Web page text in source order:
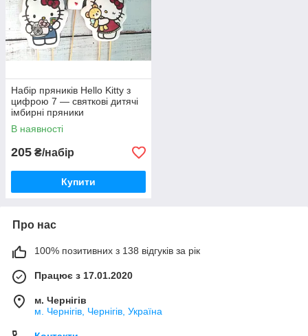
Набір пряників Hello Kitty з
цифрою 7 — святкові дитячі
імбирні пряники
В наявності
205 ₴/набір
Купити
Про нас
100% позитивних з 138 відгуків за рік
Працює з 17.01.2020
м. Чернігів
м. Чернігів, Чернігів, Україна